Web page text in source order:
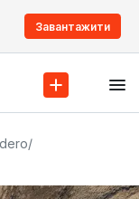
Завантажити
/